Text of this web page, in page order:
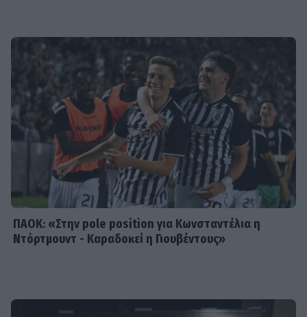
Μιχάλης Λεβεντογιάννης - Μιχαήλ
Ταμπακάκης: Σμίγουν ξανά
τηλεοπτικά στη νέα σειρά «Χαμένα
Σπιλιάδες Spoiler: Τη θεωρούν νεκρή
και της κλέβει τη ζωή! Η αδίστακτη
προδοσία της κολλητής της
ΠΑΟΚ: «Στην pole position για Κωνσταντέλια η
Ντόρτμουντ - Καραδοκεί η Γιουβέντους»